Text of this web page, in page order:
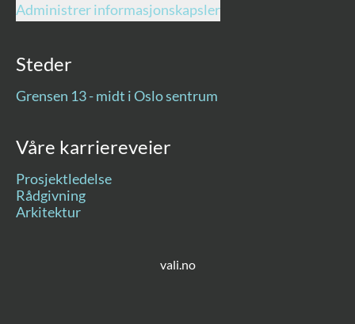
Administrer informasjonskapsler
Steder
Grensen 13 - midt i Oslo sentrum
Våre karriereveier
Prosjektledelse
Rådgivning
Arkitektur
vali.no